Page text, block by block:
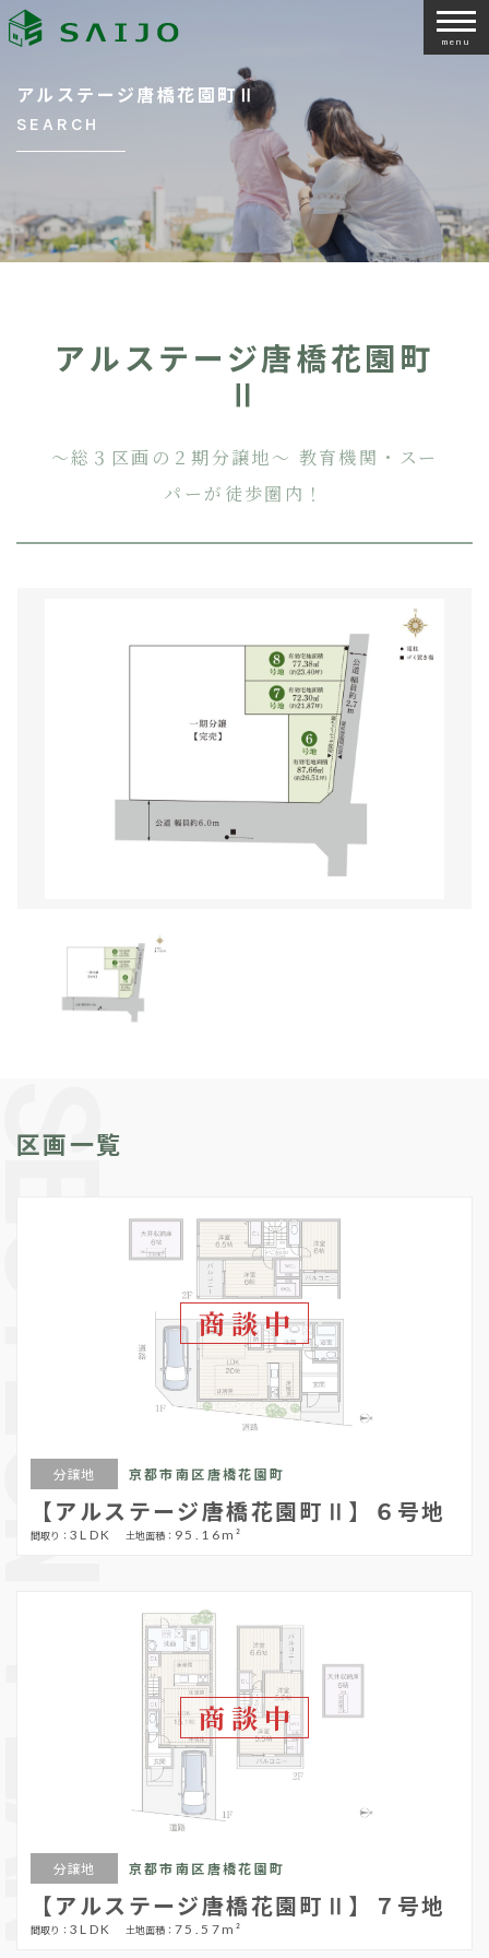
menu
アルステージ唐橋花園町Ⅱ
SEARCH
アルステージ唐橋花園町
Ⅱ
～総３区画の２期分譲地～ 教育機関・スー
パーが徒歩圏内！
PLAN
区画一覧
商談中
分譲地 京都市南区唐橋花園町
【アルステージ唐橋花園町Ⅱ】６号地
3LDK 95.16m²
商談中
分譲地 京都市南区唐橋花園町
【アルステージ唐橋花園町Ⅱ】７号地
3LDK 75.57m²